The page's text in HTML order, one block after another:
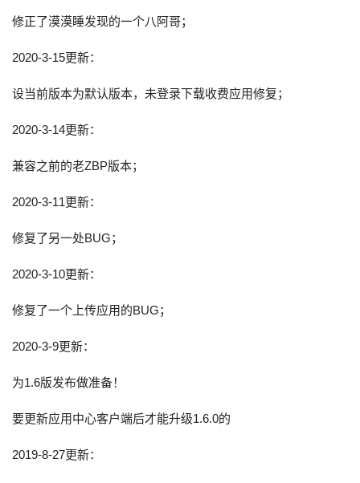
修正了漠漠睡发现的一个八阿哥；
2020-3-15更新：
设当前版本为默认版本，未登录下载收费应用修复；
2020-3-14更新：
兼容之前的老ZBP版本；
2020-3-11更新：
修复了另一处BUG；
2020-3-10更新：
修复了一个上传应用的BUG；
2020-3-9更新：
为1.6版发布做准备！
要更新应用中心客户端后才能升级1.6.0的
2019-8-27更新：